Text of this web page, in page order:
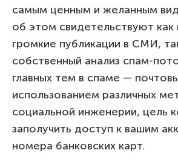
самым ценным и желанным
об этом свидетельствуют как
громкие публикации в СМИ,
собственный анализ спам-
главных тем в спаме —
использованием различных
социальной инженерии, цель
заполучить доступ к вашим
номера банковских карт.